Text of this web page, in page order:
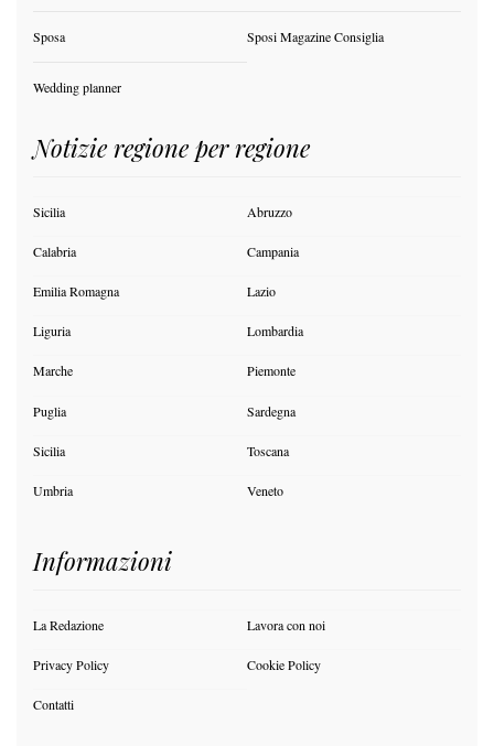
Sposa Sposi Magazine Consiglia
Wedding planner
Notizie regione per regione
Sicilia Abruzzo
Calabria Campania
Emilia Romagna Lazio
Liguria Lombardia
Marche Piemonte
Puglia Sardegna
Sicilia Toscana
Umbria Veneto
Informazioni
La Redazione Lavora con noi
Privacy Policy Cookie Policy
Contatti